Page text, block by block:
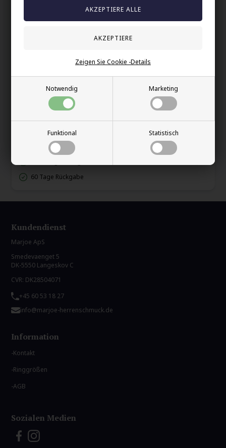
Notwendig Marketing
Funktional Statistisch
Zeigen Sie Cookie -Details
modernen Ausdruck verleiht.
Mit einer60 cm Stahlketteerhalten Sie ein langlebiges und
auch für Streetwear geeignet ist.
Ein stilvolles Herrenschmuckstück für Männer, die Symbolik mit
Kante und Charaktertragen möchten.
Ihre Sicherheit
E-mark webshop
100% nikkelfrei schmuck
60 Tage Rückgabe
Kundendienst
Marjoe ApS
Smedevaenget 5
DK-5550 Langeskov C
CVR: DK28504071
+45 60 53 18 27
info@marjoe-herrenschmuck.de
Information
Kontakt
Ringgrößen
AGB
Sozialen Medien